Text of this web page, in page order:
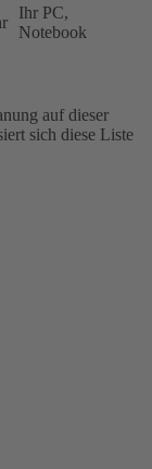
Ihr PC,
Notebook
auf dieser
sich diese Liste